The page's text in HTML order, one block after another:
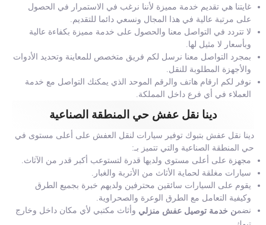
غايتنا هي تقديم خدمة مميزة لأننا نرغب في الاستمرار في الحصول
على مرتبة عالية في هذا المجال ونسعي دائما للتقديم.
لا تتردد في التواصل معنا والحصول على خدمة مميزة بكفاءة عالية
وبأسعار لا مثيل لها.
بمجرد التواصل معنا نرسل لكم فريق متخصص للمعاينة وتحديد الأدوات
والأجهزة المطلوبة للنقل.
نوفر لكم ارقام هاتف والرقم الموحد الذي يمكنك التواصل مع خدمة
العملاء في أي فرع داخل المملكة.
دينا نقل عفش حي المنطقة الصناعية
دينا نقل عفش بتبوك توفير سيارات لنقل العفش على أعلى مستوى في
حي المنطقة الصناعية والتي تتميز بـ:
مجهزة على أعلى مستوى ولديها قدرة لتستوعب أكبر قدر من الآثاث.
سيارات مغلقة لحماية الأثاث من الأتربة والغبار.
يقوم على السيارات سائقين محترفين ولديهم خبرة بجميع الطرق
وكيفية التعامل مع الطرق الوعرة والصحراوية.
نضمن خدمة توصيل عفش منزلي وأثاث مكتبي لأي مكان داخل وخارج